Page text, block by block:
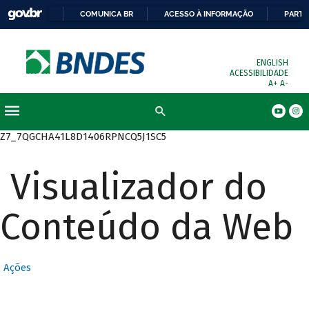
COMUNICA BR ACESSO À INFORMAÇÃO
ENGLISH
ACESSIBILIDADE
A+ A-
Z7_7QGCHA41L8D1406RPNCQ5J1SC5
Visualizador do
Conteúdo da Web
Ações